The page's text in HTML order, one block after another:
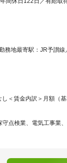
地最寄駅：JR予讃線
＜賃金内訳＞月額（
点検業、電気工事業